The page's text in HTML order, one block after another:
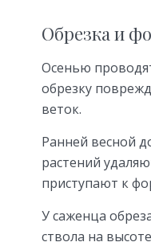
Обрезка и
Осенью
обрезку
веток.
Ранней весной
растений
приступают к
У саженца
ствола на